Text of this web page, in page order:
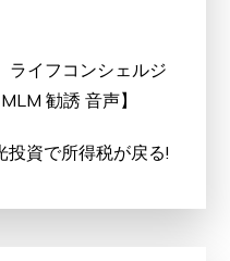
ライフコンシェルジ
勧誘 音声】
投資で所得税が戻る!